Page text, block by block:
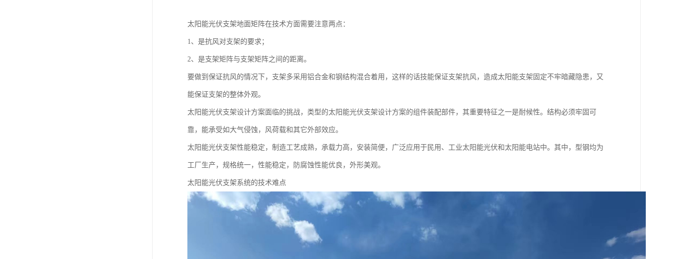
太阳能光伏支架地面矩阵在技术方面需要注意两点：
1、是抗风对支架的要求；
2、是支架矩阵与支架矩阵之间的距离。
要做到保证抗风的情况下，支架多采用铝合金和钢结构混合着用，这样的话技能保证支架抗风，造成太阳能支架固定不牢暗藏隐患，又
能保证支架的整体外观。
太阳能光伏支架设计方案面临的挑战，类型的太阳能光伏支架设计方案的组件装配部件，其重要特征之一是耐候性。结构必须牢固可
靠，能承受如大气侵蚀，风荷载和其它外部效应。
太阳能光伏支架性能稳定，制造工艺成熟，承载力高，安装简便，广泛应用于民用、工业太阳能光伏和太阳能电站中。其中，型钢均为
工厂生产，规格统一，性能稳定，防腐蚀性能优良，外形美观。
太阳能光伏支架系统的技术难点